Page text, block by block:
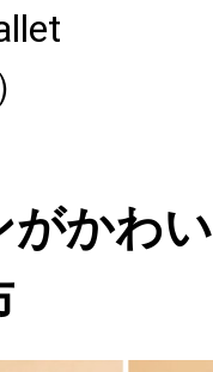
がかわ